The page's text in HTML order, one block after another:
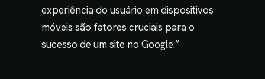
experiência do usuário em dispositivos
móveis são fatores cruciais para o
sucesso de um site no Google.”